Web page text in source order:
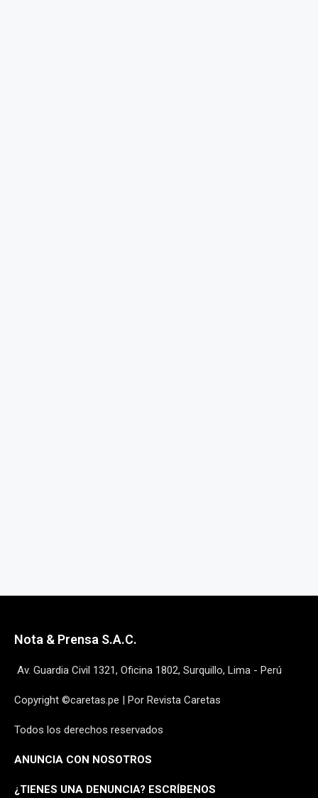
Nota & Prensa S.A.C.
Av. Guardia Civil 1321, Oficina 1802, Surquillo, Lima - Perú
Copyright ©caretas.pe | Por Revista Caretas
Todos los derechos reservados
ANUNCIA CON NOSOTROS
¿TIENES UNA DENUNCIA? ESCRÍBENOS